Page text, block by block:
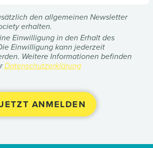
den allgemeinen Newsletter
erhalten.
Einwilligung in den Erhalt des
Einwilligung kann jederzeit
Weitere Informationen befinden
Datenschutzerklärung